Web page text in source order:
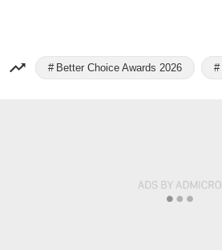
Better Choice Awards 2026